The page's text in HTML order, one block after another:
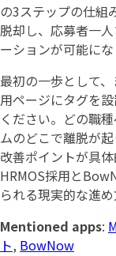
の3ステップの仕組
脱却し、応募者一
ーションが可能にな
最初の一歩として
用ページにタグを
ください。どの職
ムのどこで離脱が
改善ポイントが具
HRMOS採用と
られる現実的な進め
Mentioned apps:
ト, BowNow